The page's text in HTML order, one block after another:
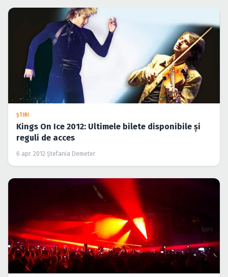
ŞTIRI
Kings On Ice 2012: Ultimele bilete disponibile şi
reguli de acces
6 apr. 2012·Ştefania Demeter